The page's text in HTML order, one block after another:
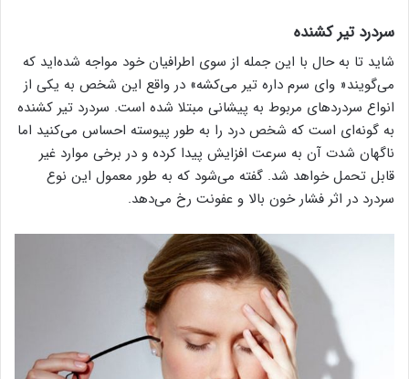
سردرد تیر کشنده
شاید تا به حال با این جمله از سوی اطرافیان خود مواجه شده‌اید که
می‌گویند« وای سرم داره تیر می‌کشه» در واقع این شخص به یکی از
انواع سردرد‌های مربوط به پیشانی مبتلا شده است. سردرد تیر کشنده
به گونه‌ای است که شخص درد را به طور پیوسته احساس می‌کنید اما
ناگهان شدت آن به سرعت افزایش پیدا کرده و در برخی موارد غیر
قابل تحمل خواهد شد. گفته می‌شود که به طور معمول این نوع
سردرد در اثر فشار خون بالا و عفونت رخ می‌دهد.